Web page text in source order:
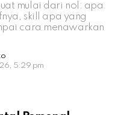
mulai dari nol: apa
skill apa yang
cara menawarkan
5:29 pm